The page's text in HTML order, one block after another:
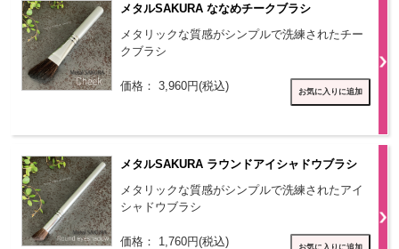
メタルSAKURA ななめチークブラシ
メタリックな質感がシンプルで洗練されたチー
クブラシ
価格： 3,960円(税込)
メタルSAKURA ラウンドアイシャドウブラシ
メタリックな質感がシンプルで洗練されたアイ
シャドウブラシ
価格： 1,760円(税込)